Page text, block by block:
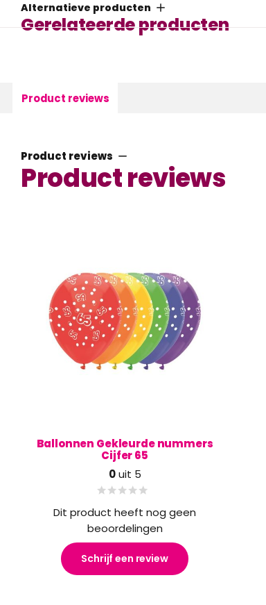
Alternatieve producten
Gerelateerde producten
Product reviews
Product reviews
Product reviews
Ballonnen Gekleurde nummers
Cijfer 65
0uit 5
Dit product heeft nog geen
beoordelingen
Schrijf een review